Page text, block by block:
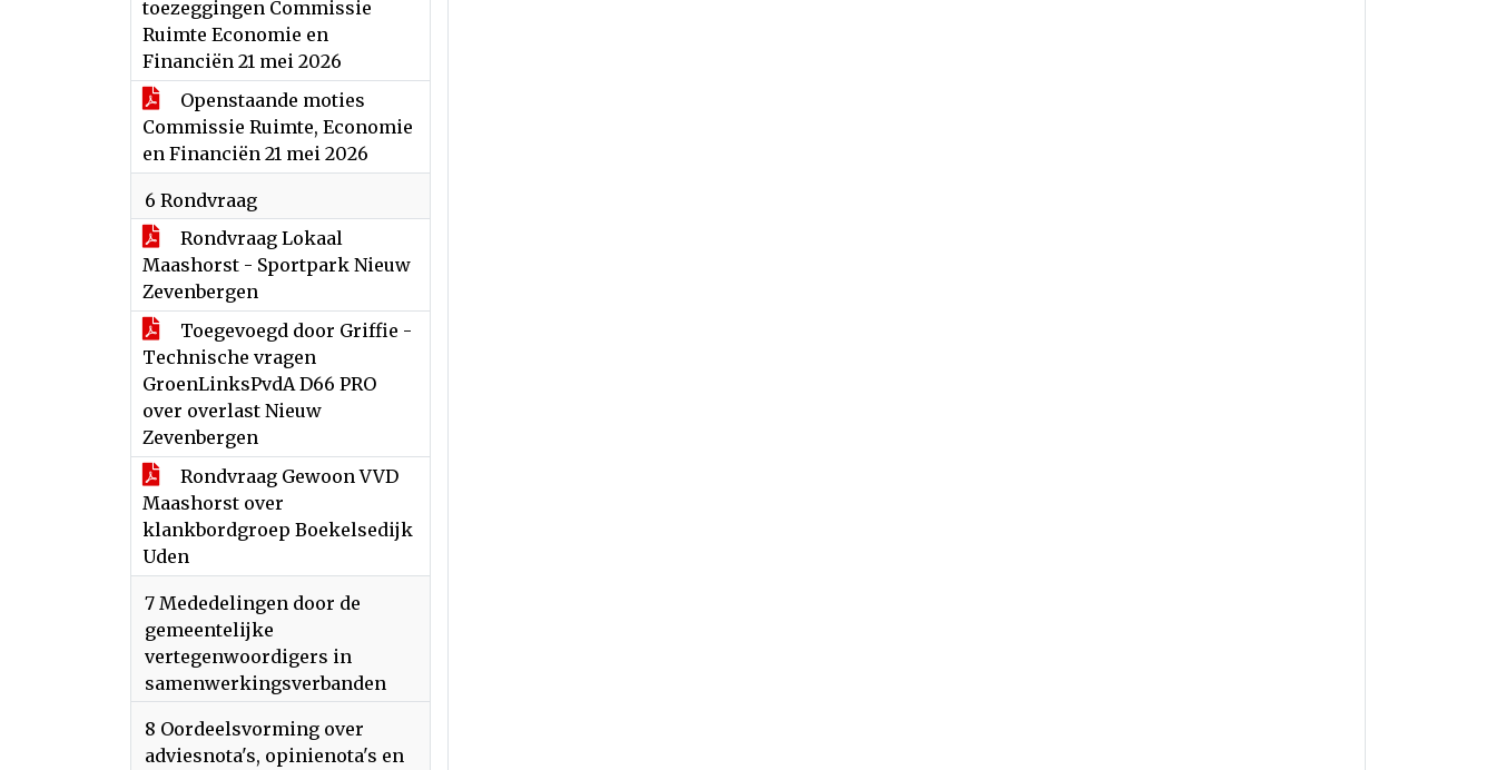
toezeggingen Commissie
Ruimte Economie en
Financiën 21 mei 2026
Openstaande moties
Commissie Ruimte, Economie
en Financiën 21 mei 2026
6 Rondvraag
Rondvraag Lokaal
Maashorst - Sportpark Nieuw
Zevenbergen
Toegevoegd door Griffie -
Technische vragen
GroenLinksPvdA D66 PRO
over overlast Nieuw
Zevenbergen
Rondvraag Gewoon VVD
Maashorst over
klankbordgroep Boekelsedijk
Uden
7 Mededelingen door de
gemeentelijke
vertegenwoordigers in
samenwerkingsverbanden
8 Oordeelsvorming over
adviesnota's, opinienota's en